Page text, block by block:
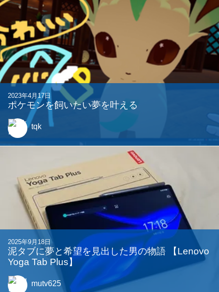
2023年4月17日
ポケモンを飼いたい夢を叶える
tqk
2025年9月18日
泥タブに夢と希望を見出した男の物語 【Lenovo
Yoga Tab Plus】
mutv625